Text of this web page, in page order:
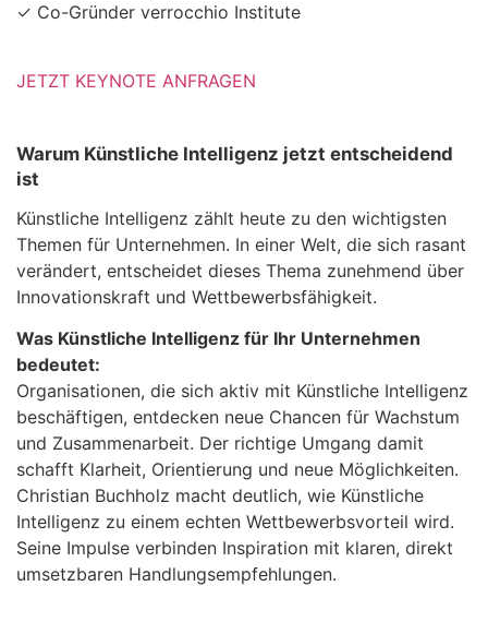
✓ Co-Gründer verrocchio Institute
JETZT KEYNOTE ANFRAGEN
Warum Künstliche Intelligenz jetzt entscheidend
ist
Künstliche Intelligenz zählt heute zu den wichtigsten
Themen für Unternehmen. In einer Welt, die sich rasant
verändert, entscheidet dieses Thema zunehmend über
Innovationskraft und Wettbewerbsfähigkeit.
Was Künstliche Intelligenz für Ihr Unternehmen
bedeutet:
Organisationen, die sich aktiv mit Künstliche Intelligenz
beschäftigen, entdecken neue Chancen für Wachstum
und Zusammenarbeit. Der richtige Umgang damit
schafft Klarheit, Orientierung und neue Möglichkeiten.
Christian Buchholz macht deutlich, wie Künstliche
Intelligenz zu einem echten Wettbewerbsvorteil wird.
Seine Impulse verbinden Inspiration mit klaren, direkt
umsetzbaren Handlungsempfehlungen.